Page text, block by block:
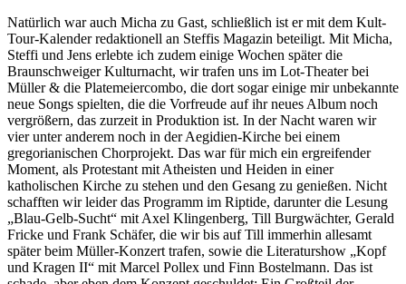
Natürlich war auch Micha zu Gast, schließlich ist er mit dem Kult-
Tour-Kalender redaktionell an Steffis Magazin beteiligt. Mit Micha,
Steffi und Jens erlebte ich zudem einige Wochen später die
Braunschweiger Kulturnacht, wir trafen uns im Lot-Theater bei
Müller & die Platemeiercombo, die dort sogar einige mir unbekannte
neue Songs spielten, die die Vorfreude auf ihr neues Album noch
vergrößern, das zurzeit in Produktion ist. In der Nacht waren wir
vier unter anderem noch in der Aegidien-Kirche bei einem
gregorianischen Chorprojekt. Das war für mich ein ergreifender
Moment, als Protestant mit Atheisten und Heiden in einer
katholischen Kirche zu stehen und den Gesang zu genießen. Nicht
schafften wir leider das Programm im Riptide, darunter die Lesung
„Blau-Gelb-Sucht“ mit Axel Klingenberg, Till Burgwächter, Gerald
Fricke und Frank Schäfer, die wir bis auf Till immerhin allesamt
später beim Müller-Konzert trafen, sowie die Literaturshow „Kopf
und Kragen II“ mit Marcel Pollex und Finn Bostelmann. Das ist